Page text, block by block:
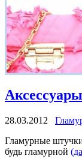
28.03.2012
Гламурные
будь гламурной